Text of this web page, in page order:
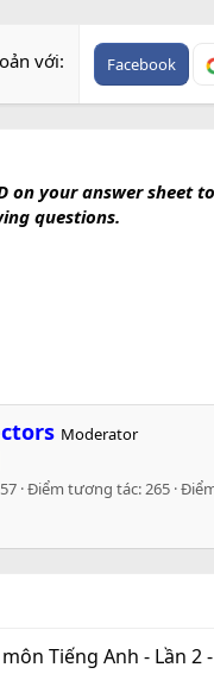
với Facebook
on your answer
questions.
Moderator
Điểm tương tác 265
Tiếng Anh - Lần 2